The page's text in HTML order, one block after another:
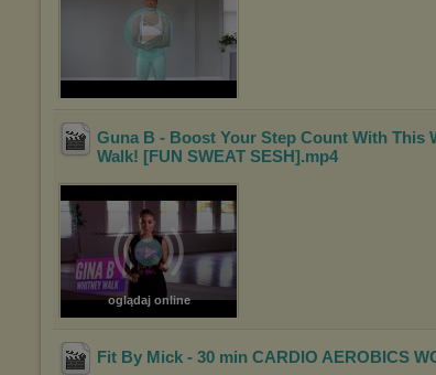
Guna B - Boost Your Step Count With This
Walk! [FUN SWEAT SESH] .mp4
oglądaj online
Fit By Mick - 30 min CARDIO AEROBICS